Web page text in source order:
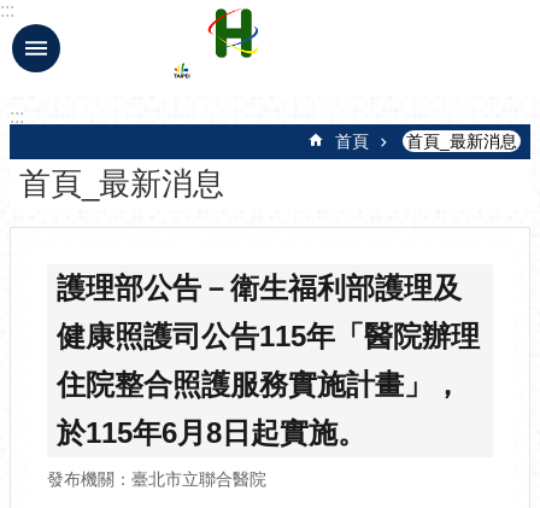
跳到主要內容區塊
:::
:::
首頁 首頁_最新消息
首頁_最新消息
護理部公告－衛生福利部護理及
健康照護司公告115年「醫院辦理
住院整合照護服務實施計畫」，
於115年6月8日起實施。
發布機關：臺北市立聯合醫院